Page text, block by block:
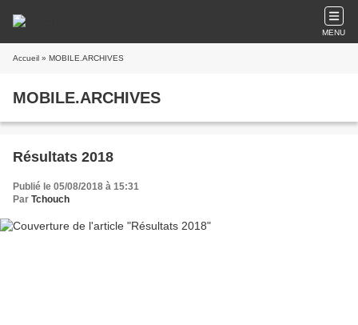
MENU
Accueil » MOBILE.ARCHIVES
MOBILE.ARCHIVES
Résultats 2018
Publié le 05/08/2018 à 15:31
Par Tchouch